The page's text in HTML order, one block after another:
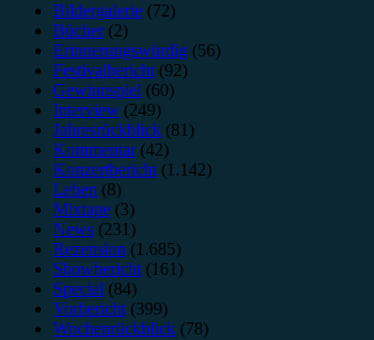
Bildergalerie (72)
Bücher(2)
Erinnerungswürdig (56)
Festivalbericht(92)
Gewinnspiel (60)
Interview (249)
Jahresrückblick (81)
Kommentar(42)
Konzertbericht(1.142)
Leben (8)
Mixtape (3)
News (231)
Rezension (1.685)
Showbericht(161)
Special (84)
Vorbericht(399)
Wochenrückblick (78)